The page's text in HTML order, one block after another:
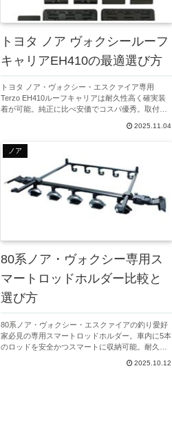
トヨタ ノア ヴォクシールーフ
キャリアEH410の最適選び方
トヨタ ノア・ヴォクシー・エスクァイア専用
Terzo EH410ルーフキャリアは耐久性高く確実装
着が可能。純正に比べ安価でコスパ優秀。取付け
2025.11.04
ノア
80系ノア・ヴォクシー専用ス
マートロッドホルダー比較と
選び方
80系ノア・ヴォクシー・エスクァイアの釣り愛好
家必見の専用スマートロッドホルダー。車内に5本
のロッドを安全かつスマートに収納可能。耐久性
納の悩みを解決し快適な釣行をサポートします。
2025.10.12